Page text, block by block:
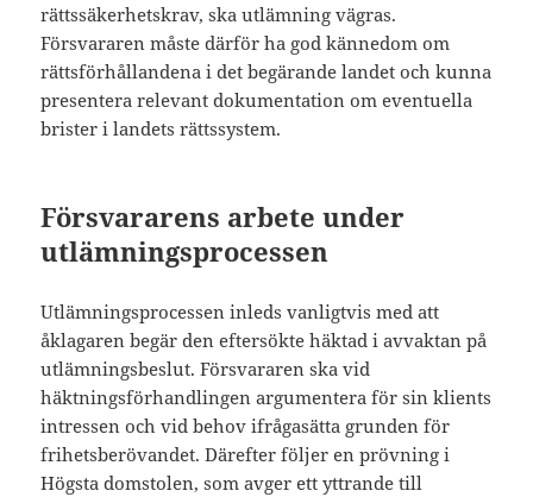
rättssäkerhetskrav, ska utlämning vägras.
Försvararen måste därför ha god kännedom om
rättsförhållandena i det begärande landet och kunna
presentera relevant dokumentation om eventuella
brister i landets rättssystem.
Försvararens arbete under
utlämningsprocessen
Utlämningsprocessen inleds vanligtvis med att
åklagaren begär den eftersökte häktad i avvaktan på
utlämningsbeslut. Försvararen ska vid
häktningsförhandlingen argumentera för sin klients
intressen och vid behov ifrågasätta grunden för
frihetsberövandet. Därefter följer en prövning i
Högsta domstolen, som avger ett yttrande till